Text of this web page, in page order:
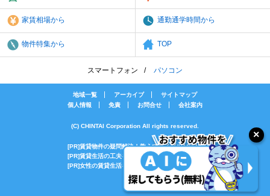
家賃相場から 通勤通学時間から
物件特集から TOP
スマートフォン パソコン
地域一覧 アーカイブ
サイトマップ
個人情報
免責 お問合せ 会社案内
(C) CHINTAI Corporation All rights reserved.
[PR]賃貸物件の疑問解決！教えてエイブルAGENT
[PR]賃貸生活の工夫を紹介！CHINTAI情報局
[PR]女性の賃貸生活を応援！Woman.CHINTAI